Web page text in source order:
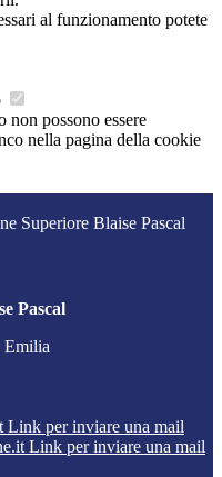
al funzionamento potete
non possono essere
nella pagina della cookie
Superiore Blaise Pascal
Pascal
Emilia
Link per inviare una mail
Link per inviare una mail